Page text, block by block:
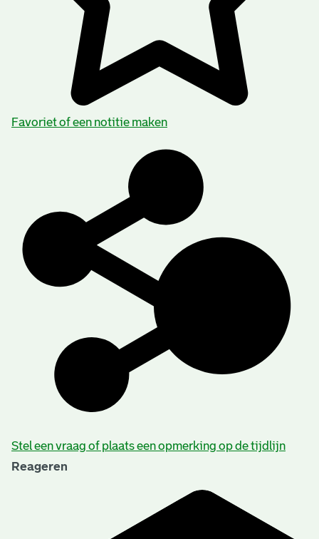
Favoriet of een notitie maken
Stel een vraag of plaats een opmerking op de tijdlijn
Reageren